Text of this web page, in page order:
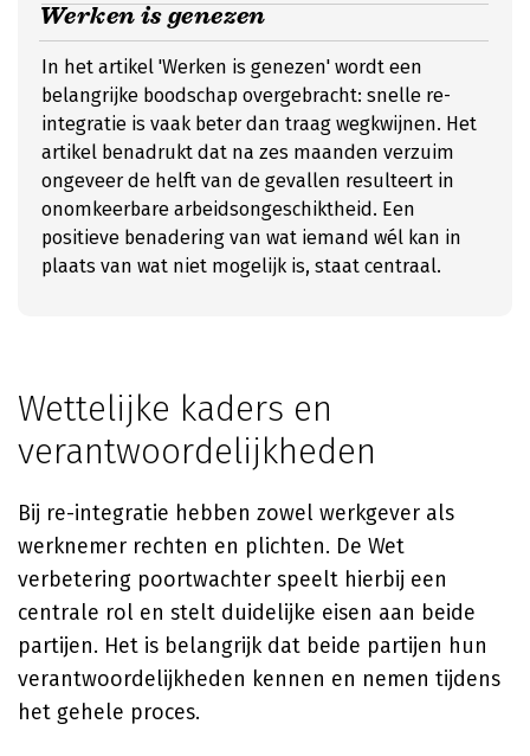
Werken is genezen
In het artikel 'Werken is genezen' wordt een
belangrijke boodschap overgebracht: snelle re-
integratie is vaak beter dan traag wegkwijnen. Het
artikel benadrukt dat na zes maanden verzuim
ongeveer de helft van de gevallen resulteert in
onomkeerbare arbeidsongeschiktheid. Een
positieve benadering van wat iemand wél kan in
plaats van wat niet mogelijk is, staat centraal.
Wettelijke kaders en
verantwoordelijkheden
Bij re-integratie hebben zowel werkgever als
werknemer rechten en plichten. De Wet
verbetering poortwachter speelt hierbij een
centrale rol en stelt duidelijke eisen aan beide
partijen. Het is belangrijk dat beide partijen hun
verantwoordelijkheden kennen en nemen tijdens
het gehele proces.